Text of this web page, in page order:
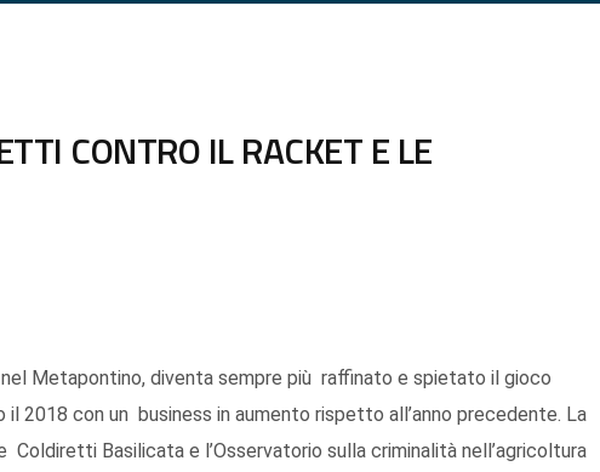
CONTRO IL RACKET E LE
Metapontino, diventa sempre più raffinato e spietato il gioco
2018 con un business in aumento rispetto all’anno precedente. La
Basilicata e l’Osservatorio sulla criminalità nell’agricoltura